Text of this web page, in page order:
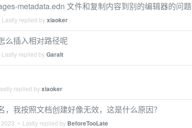
metadata.edn 文件和复制内容到别的编辑器的问题
Lastly replied byxiaoker
么插入相对路径呢
Lastly replied byGaralt
replied byxiaoker
，我按照文档创建好像无效，这是什么原因？
• Lastly replied by BeforeTooLate